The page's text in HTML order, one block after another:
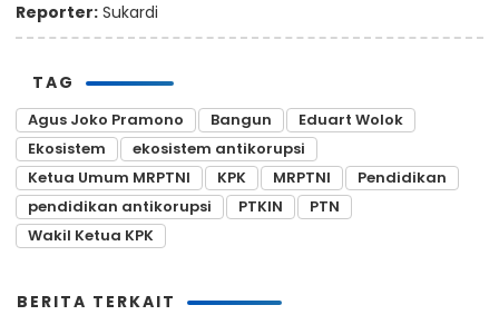
Reporter: Sukardi
TAG
Agus Joko Pramono Bangun
Eduart Wolok
Ekosistem
ekosistem antikorupsi
Ketua Umum MRPTNI
KPK MRPTNI
Pendidikan
pendidikan antikorupsi
PTKIN
PTN
Wakil Ketua KPK
BERITA TERKAIT